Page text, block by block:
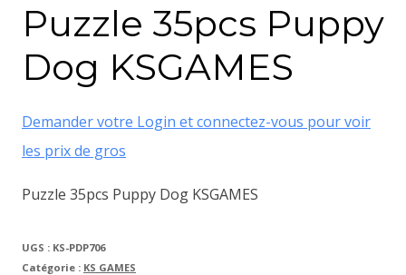
Puzzle 35pcs Puppy
Dog KSGAMES
Demander votre Login et connectez-vous pour voir
les prix de gros
Puzzle 35pcs Puppy Dog KSGAMES
UGS : KS-PDP706
Catégorie : KS GAMES